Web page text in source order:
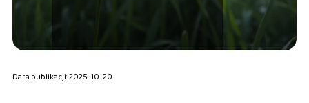
Data publikacji: 2025-10-20